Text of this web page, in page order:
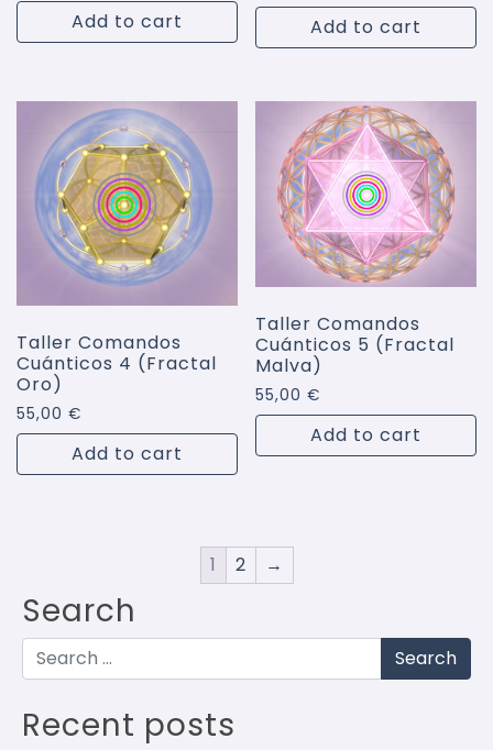
Add to cart Add to cart
Taller Comandos
Cuánticos 4 (Fractal
Oro)
55,00 €
Add to cart
Taller Comandos
Cuánticos 5 (Fractal
Malva)
55,00€
Add to cart
1 2 →
Search
Search
Recent posts